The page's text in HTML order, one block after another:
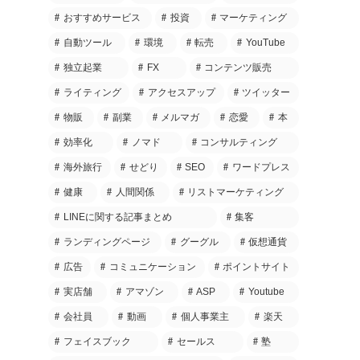
おすすめサービス 投資 マーケティング
自動ツール 環境 転売 YouTube
独立起業 FX コンテンツ販売
ライティング アクセスアップ ツイッター
物販 副業 メルマガ 恋愛 本
効率化 ノマド コンサルティング
海外旅行 せどり SEO ワードプレス
健康 人間関係 リストマーケティング
LINEに関する記事まとめ 集客
ランディングページ グーグル 仮想通貨
広告 コミュニケーション ポイントサイト
実店舗 アマゾン ASP Youtube
会社員 動画 個人事業主 楽天
フェイスブック セールス 塾